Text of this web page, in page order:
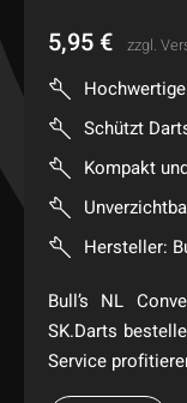
5,95 € zzgl.
Schützt
Kompakt
Hersteller:
Bull’s NL
SK.Darts
Service